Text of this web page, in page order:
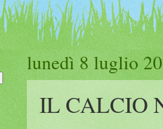
lunedì 8 luglio
IL CALCIO